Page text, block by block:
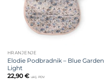
HRANJENJE
Elodie Podbradnik – Blue Garden
Light
22,90 € uklj. PDV